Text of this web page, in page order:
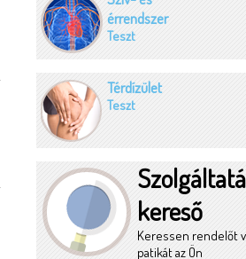
érrendszer
Teszt
Térdízület
Teszt
kereső
Keressen rendelőt
patikát az Ön